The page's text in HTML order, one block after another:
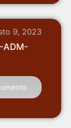
9, 2023
ADM-